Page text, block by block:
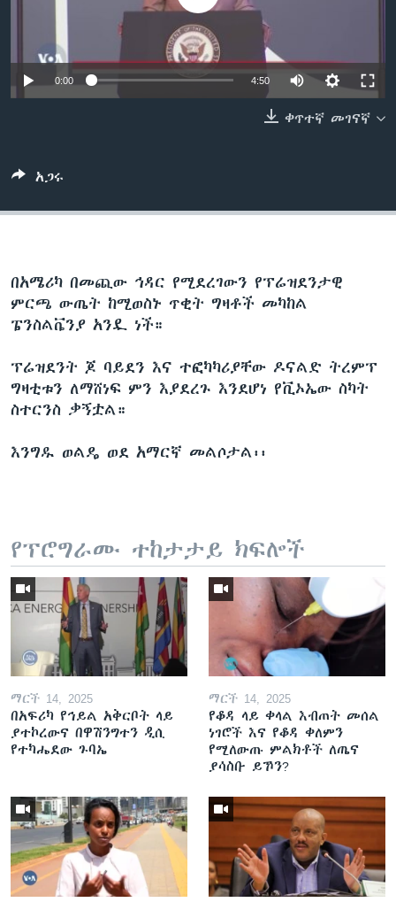
ቋንቋዎች
0:00 4:50
ቀጥተኛ መገናኛ
አጋሩ
በአሜሪካ በመጪው ኅዳር የሚደረገውን የፕሬዝደንታዊ
ምርጫ ውጤት ከሚወስኑ ጥቂት ግዛቶች መካከል
ፔንስልቬንያ አንዷ ነች።
ፕሬዝደንት ጆ ባይደን እና ተፎካካሪያቸው ዶናልድ ትረምፕ
ግዛቲቱን ለማሸነፍ ምን እያደረጉ እንደሆነ የቪኦኤው ስካት
ስተርንስ ቃኝቷል።
እንግዱ ወልዴ ወደ አማርኛ መልሶታል፡፡
የፕሮግራሙ ተከታታይ ክፍሎች
ማርች 14, 2025
በአፍሪካ የኅይል አቅርቦት ላይ
ያተኮረውና በዋሽንግተን ዲሲ
የተካሔደው ጉባኤ
ማርች 14, 2025
የቆዳ ላይ ቀላል እብጠት መሰል
ነገሮች እና የቆዳ ቀለምን
የሚለውጡ ምልክቶች ለጤና
ያሳስቡ ይኾን?